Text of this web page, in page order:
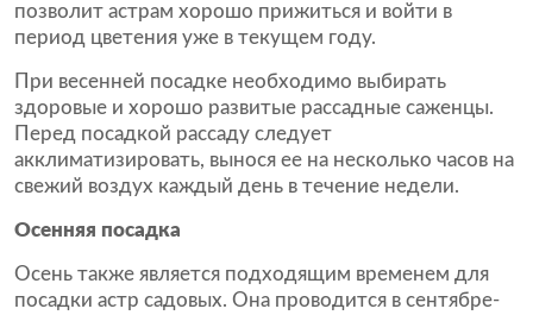
позволит астрам хорошо прижиться и войти в
период цветения уже в текущем году.
При весенней посадке необходимо выбирать
здоровые и хорошо развитые рассадные саженцы.
Перед посадкой рассаду следует
акклиматизировать, вынося ее на несколько часов на
свежий воздух каждый день в течение недели.
Осенняя посадка
Осень также является подходящим временем для
посадки астр садовых. Она проводится в сентябре-